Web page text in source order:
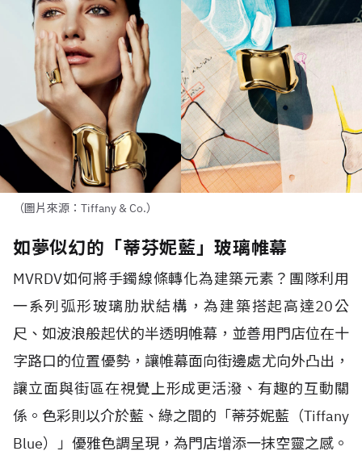
（圖片來源：Tiffany & Co.）
如夢似幻的「蒂芬妮藍」玻璃帷幕
MVRDV如何將手鐲線條轉化為建築元素？團隊利用
一系列弧形玻璃肋狀結構，為建築搭起高達20公
尺、如波浪般起伏的半透明帷幕，並善用門店位在十
字路口的位置優勢，讓帷幕面向街邊處尤向外凸出，
讓立面與街區在視覺上形成更活潑、有趣的互動關
係。色彩則以介於藍、綠之間的「蒂芬妮藍（Tiffany
Blue）」優雅色調呈現，為門店增添一抹空靈之感。